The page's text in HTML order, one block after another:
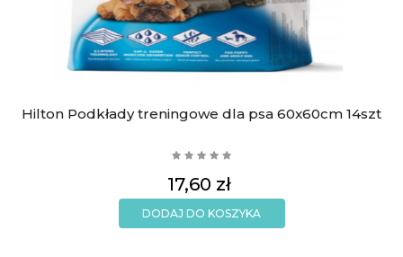
Hilton Podkłady treningowe dla psa 60x60cm 14szt
Cena
17,60 zł
DODAJ DO KOSZYKA